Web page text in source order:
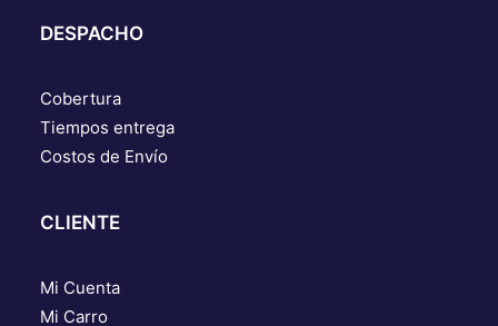
DESPACHO
Cobertura
Tiempos entrega
Costos de Envío
CLIENTE
Mi Cuenta
Mi Carro